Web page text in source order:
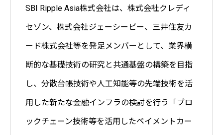
SBI Ripple Asia株式会社は、株式会社クレディ
セゾン、株式会社ジェーシービー、三井住友カ
ード株式会社等を発足メンバーとして、業界横
断的な基礎技術の研究と共通基盤の構築を目指
し、分散台帳技術や人工知能等の先端技術を活
用した新たな金融インフラの検討を行う「ブロ
ックチェーン技術等を活用したペイメントカー